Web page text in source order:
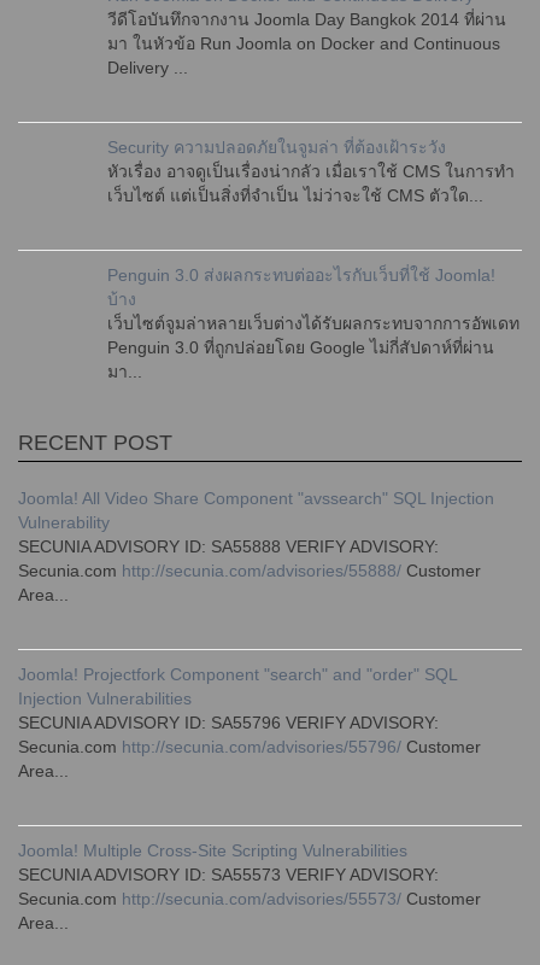
วีดีโอบันทึกจากงาน Joomla Day Bangkok 2014 ที่ผ่าน
มา ในหัวข้อ Run Joomla on Docker and Continuous
Delivery ...
Security ความปลอดภัยในจูมล่า ที่ต้องเฝ้าระวัง
หัวเรื่อง อาจดูเป็นเรื่องน่ากลัว เมื่อเราใช้ CMS ในการทำ
เว็บไซต์ แต่เป็นสิ่งที่จำเป็น ไม่ว่าจะใช้ CMS ตัวใด...
Penguin 3.0 ส่งผลกระทบต่ออะไรกับเว็บที่ใช้ Joomla!
บ้าง
เว็บไซต์จูมล่าหลายเว็บต่างได้รับผลกระทบจากการอัพเดท
Penguin 3.0 ที่ถูกปล่อยโดย Google ไม่กี่สัปดาห์ที่ผ่าน
มา...
RECENT POST
Joomla! All Video Share Component "avssearch" SQL Injection
Vulnerability
SECUNIA ADVISORY ID: SA55888 VERIFY ADVISORY:
Secunia.com http://secunia.com/advisories/55888/ Customer
Area...
Joomla! Projectfork Component "search" and "order" SQL
Injection Vulnerabilities
SECUNIA ADVISORY ID: SA55796 VERIFY ADVISORY:
Secunia.com http://secunia.com/advisories/55796/ Customer
Area...
Joomla! Multiple Cross-Site Scripting Vulnerabilities
SECUNIA ADVISORY ID: SA55573 VERIFY ADVISORY:
Secunia.com http://secunia.com/advisories/55573/ Customer
Area...